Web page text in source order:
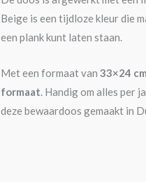
Beige is een tijdloze kleur die
een plank kunt laten staan.
Met een formaat van 33×24
formaat. Handig om alles per
deze bewaardoos gemaakt in